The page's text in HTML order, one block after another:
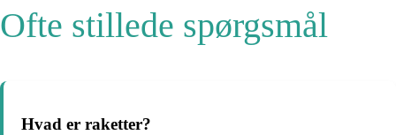
Ofte stillede spørgsmål
Hvad er raketter?